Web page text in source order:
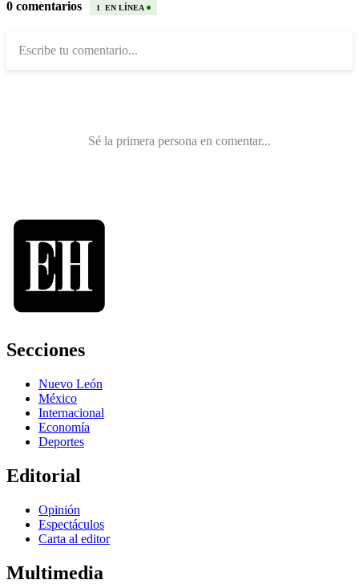
Secciones
Nuevo León
México
Internacional
Economía
Deportes
Editorial
Opinión
Espectáculos
Carta al editor
Multimedia